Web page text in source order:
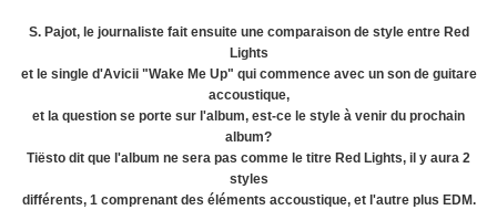
S. Pajot, le journaliste fait ensuite une comparaison de style entre Red
Lights
et le single d'Avicii "Wake Me Up" qui commence avec un son de guitare
accoustique,
et la question se porte sur l'album, est-ce le style à venir du prochain
album?
Tiësto dit que l'album ne sera pas comme le titre Red Lights, il y aura 2
styles
différents, 1 comprenant des éléments accoustique, et l'autre plus EDM.